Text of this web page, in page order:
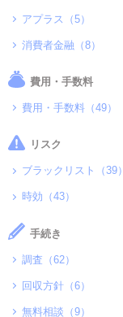
アプラス（5）
消費者金融（8）
費用・手数料
費用・手数料（49）
リスク
ブラックリスト（39）
時効（43）
手続き
調査（62）
回収方針（6）
無料相談（9）